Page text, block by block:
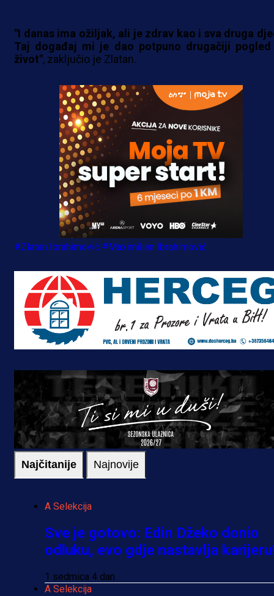
"I danas ima ožiljak, ali je zdrav kao i sva druga
Taj događaj mi je dao potpuno drugačiji pogled
život", zaključio je Zlatan.
#Zlatan Ibrahimović #Maximilian Ibrahimović
Najčitanije Najnovije
A Selekcija
Sve je gotovo: Edin Džeko donio
odluku, evo gdje nastavlja
1 sedmica 4 dan
A Selekcija